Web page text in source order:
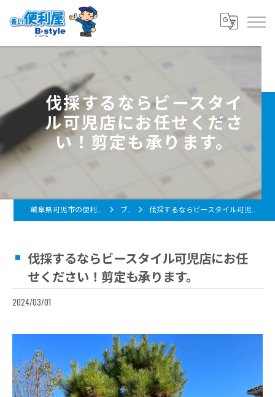
伐採するならビースタイ
ル可児店にお任せくださ
い！剪定も承ります。
ブログ 伐採するならビースタイル可児店にお任せください！剪定も承ります。
伐採するならビースタイル可児店にお任
せください！剪定も承ります。
2024/03/01